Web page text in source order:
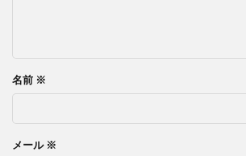
名前 ※
メール ※